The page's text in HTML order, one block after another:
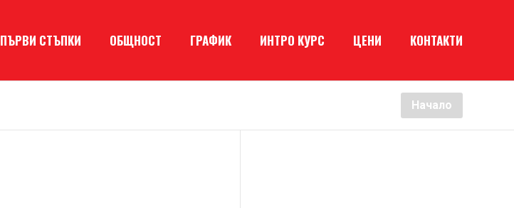
ПЪРВИ СТЪПКИ ОБЩНОСТ ГРАФИК ИНТРО КУРС ЦЕНИ КОНТАКТИ
Начало